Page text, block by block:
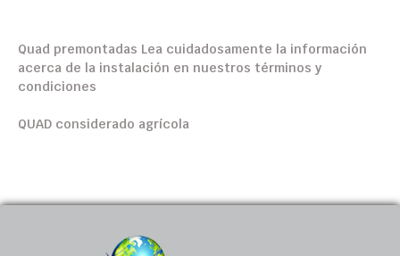
Quad premontadas Lea cuidadosamente la información
acerca de la instalación en nuestros términos y
condiciones
QUAD considerado agrícola